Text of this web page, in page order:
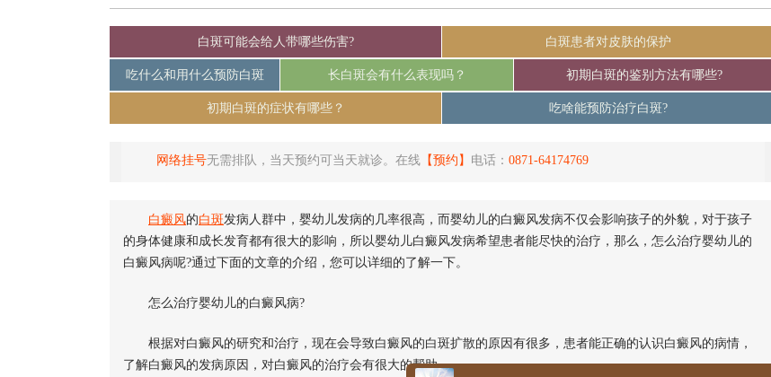
白斑可能会给人带哪些伤害? 白斑患者对皮肤的保护
吃什么和用什么预防白斑 长白斑会有什么表现吗？ 初期白斑的鉴别方法有哪些?
初期白斑的症状有哪些？ 吃啥能预防治疗白斑?
网络挂号无需排队，当天预约可当天就诊。在线 【预约】 电话： 0871-64174769
白癜风的白斑发病人群中，婴幼儿发病的几率很高，而婴幼儿的白癜风发病不仅会影响孩子的外貌，对于孩子
的身体健康和成长发育都有很大的影响，所以婴幼儿白癜风发病希望患者能尽快的治疗，那么，怎么治疗婴幼儿的
白癜风病呢?通过下面的文章的介绍，您可以详细的了解一下。
怎么治疗婴幼儿的白癜风病?
根据对白癜风的研究和治疗，现在会导致白癜风的白斑扩散的原因有很多，患者能正确的认识白癜风的病情，
了解白癜风的发病原因，对白癜风的治疗会有很大的帮助。